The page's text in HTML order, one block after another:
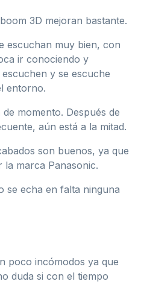
3D mejoran bastante.
escuchan muy bien, con
ir conociendo y
y se escuche
entorno.
momento. Después de
aún está a la mitad.
son buenos, ya que
la marca Panasonic.
se echa en falta ninguna
poco incómodos ya que
duda si con el tiempo